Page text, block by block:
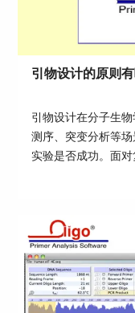
Oligo的操作界
晰。下面以典型
说明如何在Oligo
打开Oligo软件
引物设计的原则
引物设计在分子生物
测序、突变分析等
实验是否成功。面
理地设计引物成为
原则有哪些，如何用
解引物设计的核心
实验效率和数据可